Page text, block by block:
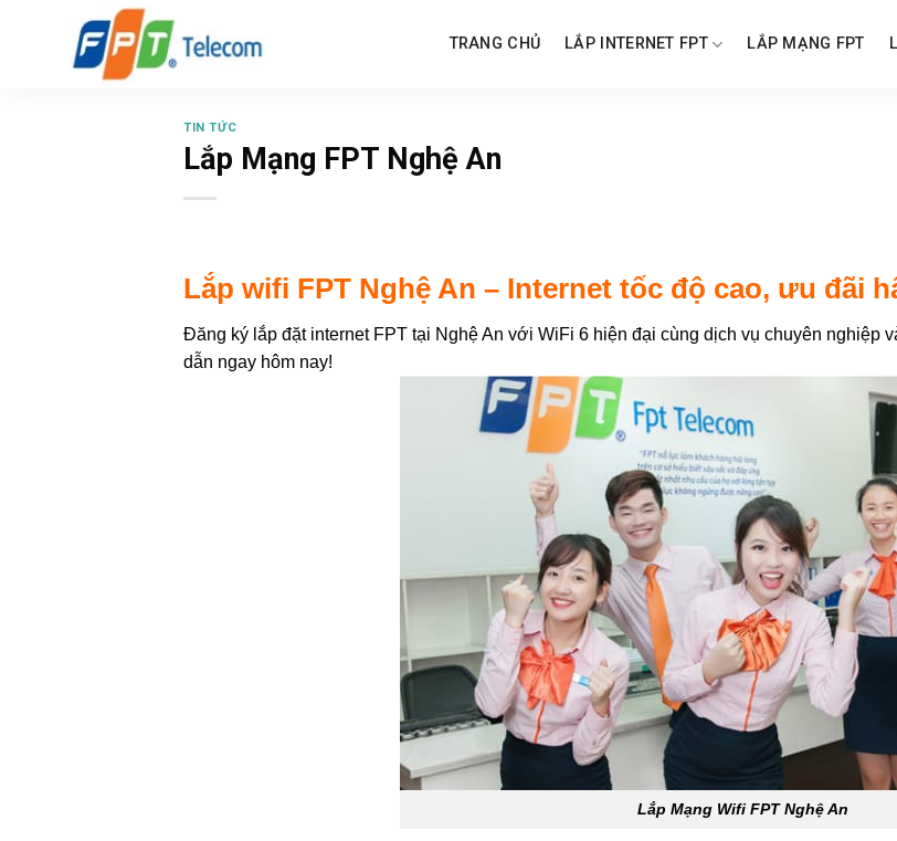
TRANG CHỦ LẮP INTERNET FPT LẮP MẠNG FPT
TIN TỨC
Lắp Mạng FPT Nghệ An
Lắp wifi FPT Nghệ An – Internet tốc độ cao, ưu đãi
Đăng ký lắp đặt internet FPT tại Nghệ An với WiFi 6 hiện đại cùng dịch vụ chuyên nghiệp
dẫn ngay hôm nay!
Lắp Mạng Wifi FPT Nghệ An